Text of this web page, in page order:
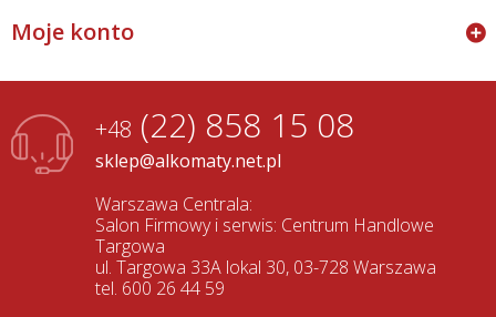
Moje konto
+48 (22) 858 15 08
sklep@alkomaty.net.pl
Warszawa Centrala:
Salon Firmowy i serwis: Centrum Handlowe
Targowa
ul. Targowa 33A lokal 30, 03-728 Warszawa
tel. 600 26 44 59